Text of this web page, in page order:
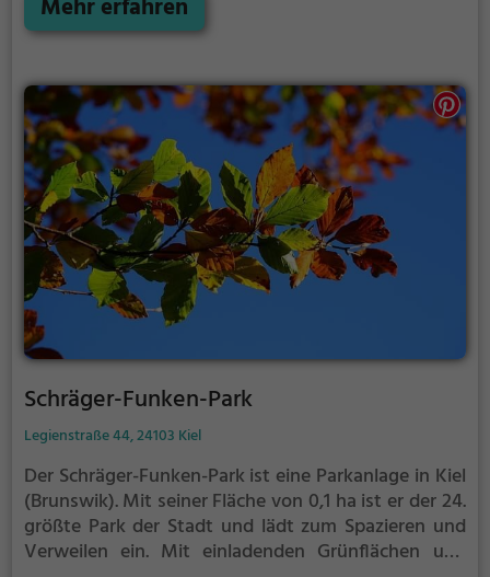
Mehr erfahren
Schräger-Funken-Park
Legienstraße 44, 24103 Kiel
Der Schräger-Funken-Park ist eine Parkanlage in Kiel
(Brunswik).Mit seiner Fläche von 0,1 ha ist er der 24.
größte Park der Stadt und lädt zum Spazieren und
Verweilen ein. Mit einladenden Grünflächen und